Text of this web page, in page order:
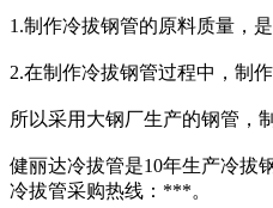
1.制作冷拔钢管的原料质量，
2.在制作冷拔钢管过程中，制作
所以采用大钢厂生产的钢管，
健丽达冷拔管是10年生产冷拔
冷拔管采购热线：***。